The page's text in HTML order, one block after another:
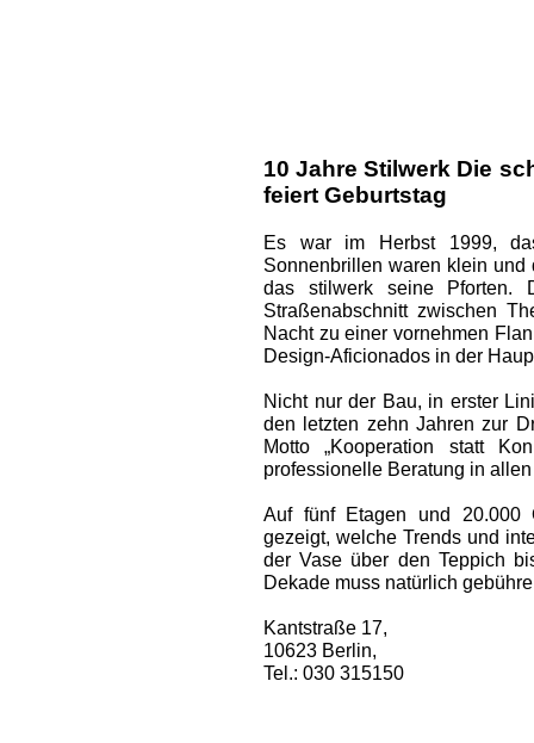
10 Jahre Stilwerk Die
feiert Geburtstag
Es war im Herbst 1999,
Sonnenbrillen waren klein und
das stilwerk seine Pforten.
Straßenabschnitt zwischen
Nacht zu ­einer vornehmen
Design-Aficio­nados in der
Nicht nur der Bau, in erster
den letzten zehn Jahren zur
Motto „Kooperation statt
professionelle Beratung in
Auf fünf Etagen und 20.000
gezeigt, welche Trends und
der Vase über den Teppich
Dekade muss natürlich
Kantstraße 17,
10623 Berlin,
Tel.: 030 315150